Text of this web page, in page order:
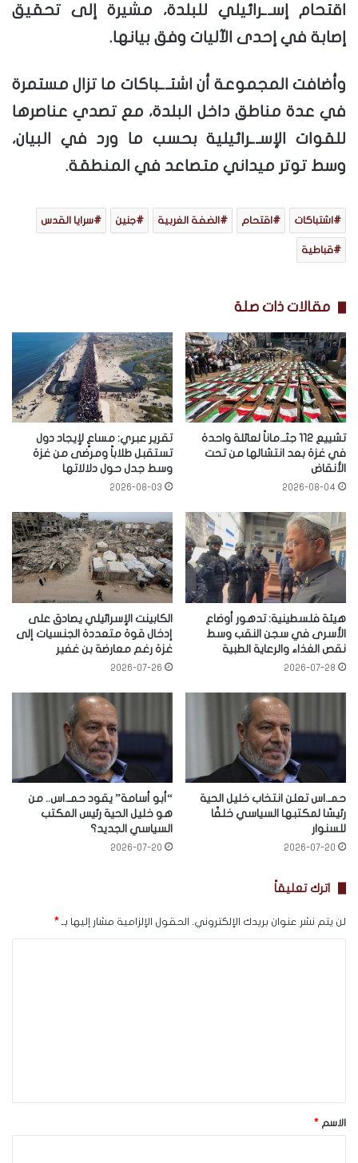
اقتحام إسـ.ـرائيلي للبلدة، مشيرة إلى تحقيق
إصابة في إحدى الآليات وفق بيانها.
وأضافت المجموعة أن اشتـ.ـباكات ما تزال مستمرة
في عدة مناطق داخل البلدة، مع تصدي عناصرها
للقوات الإسـ.ـرائيلية بحسب ما ورد في البيان،
وسط توتر ميداني متصاعد في المنطقة.
اشتباكات اقتحام الضفة الغربية جنين سرايا القدس
قباطية
مقالات ذات صلة
تشييع 112 جثـ.ماناً لعائلة واحدة
في غزة بعد انتشالها من تحت
الأنقاض
2026-08-04
تقرير عبري: مساعٍ لإيجاد دول
تستقبل طلاباً ومرضى من غزة
وسط جدل حول دلالاتها
2026-08-03
هيئة فلسطينية: تدهور أوضاع
الأسرى في سجن النقب وسط
نقص الغذاء والرعاية الطبية
2026-07-28
الكابينت الإسرائيلي يصادق على
إدخال قوة متعددة الجنسيات إلى
غزة رغم معارضة بن غفير
2026-07-26
حمـ.اس تعلن انتخاب خليل الحية
رئيسًا لمكتبها السياسي خلفًا
للسنوار
2026-07-20
“أبو أسامة” يقود حمـ.اس.. من
هو خليل الحية رئيس المكتب
السياسي الجديد؟
2026-07-20
اترك تعليقاً
لن يتم نشر عنوان بريدك الإلكتروني. الحقول الإلزامية مشار إليها بـ *
*الاسم *